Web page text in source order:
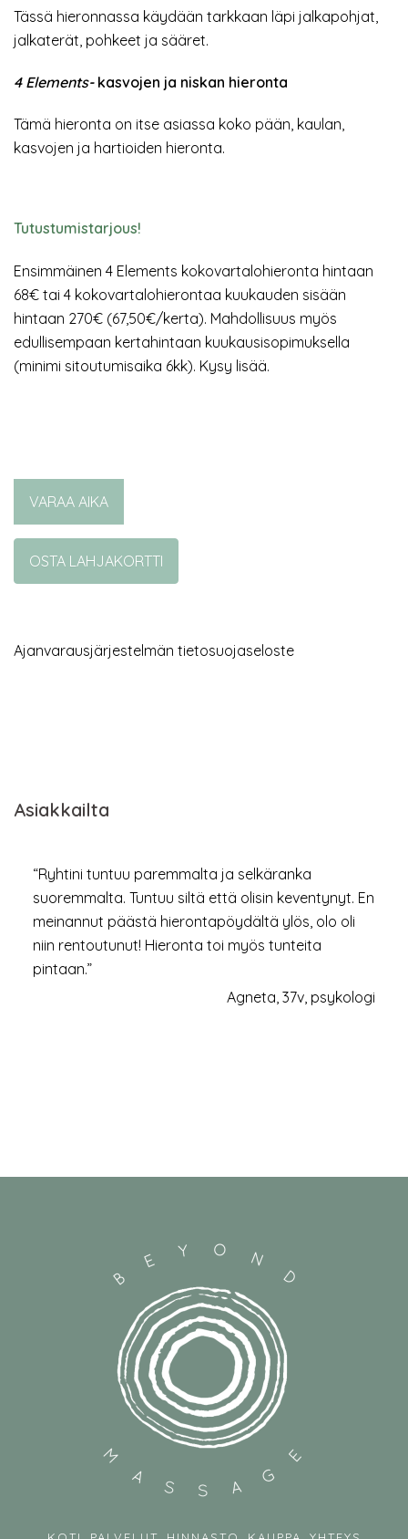
Tässä hieronnassa käydään tarkkaan läpi jalkapohjat,
jalkaterät, pohkeet ja sääret.
4 Elements-kasvojen ja niskan hieronta
Tämä hieronta on itse asiassa koko pään, kaulan,
kasvojen ja hartioiden hieronta.
Tutustumistarjous!
Ensimmäinen 4 Elements kokovartalohieronta hintaan
68€ tai 4 kokovartalohierontaa kuukauden sisään
hintaan 270€ (67,50€/kerta). Mahdollisuus myös
edullisempaan kertahintaan kuukausisopimuksella
(minimi sitoutumisaika 6kk). Kysy lisää.
VARAA AIKA
OSTA LAHJAKORTTI
Ajanvarausjärjestelmän tietosuojaseloste
Asiakkailta
“Ryhtini tuntuu paremmalta ja selkäranka
suoremmalta. Tuntuu siltä että olisin keventynyt. En
meinannut päästä hierontapöydältä ylös, olo oli
niin rentoutunut! Hieronta toi myös tunteita
pintaan.”
Agneta, 37v, psykologi